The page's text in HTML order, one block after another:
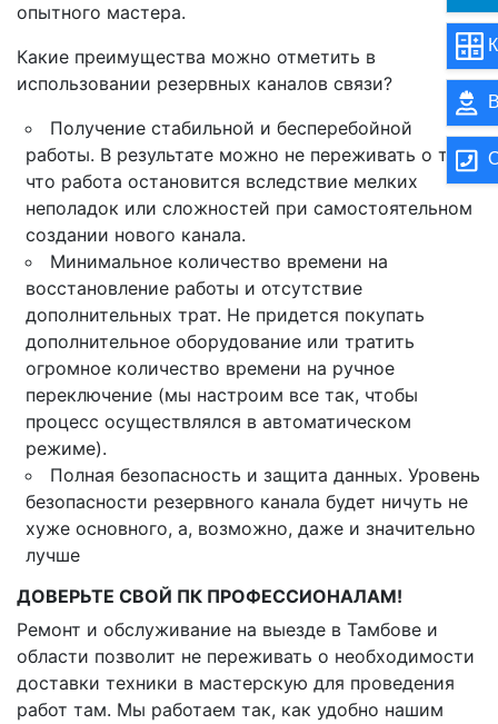
опытного мастера.
Какие преимущества можно отметить в
использовании резервных каналов связи?
Получение стабильной и бесперебойной
работы. В результате можно не переживать о том,
что работа остановится вследствие мелких
неполадок или сложностей при самостоятельном
создании нового канала.
Минимальное количество времени на
восстановление работы и отсутствие
дополнительных трат. Не придется покупать
дополнительное оборудование или тратить
огромное количество времени на ручное
переключение (мы настроим все так, чтобы
процесс осуществлялся в автоматическом
режиме).
Полная безопасность и защита данных. Уровень
безопасности резервного канала будет ничуть не
хуже основного, а, возможно, даже и значительно
лучше
ДОВЕРЬТЕ СВОЙ ПК ПРОФЕССИОНАЛАМ!
Ремонт и обслуживание на выезде в Тамбове и
области позволит не переживать о необходимости
доставки техники в мастерскую для проведения
работ там. Мы работаем так, как удобно нашим